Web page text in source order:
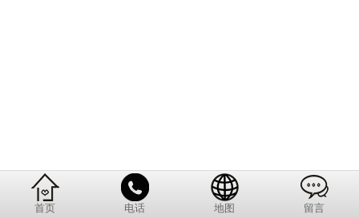
首页 电话 地图 留言